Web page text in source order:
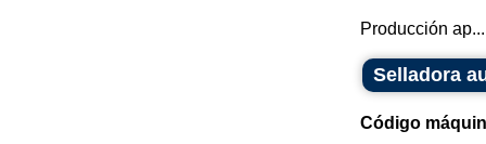
Producción ap...
Selladora
Código